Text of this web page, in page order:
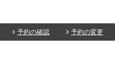
予約の確認 予約の変更